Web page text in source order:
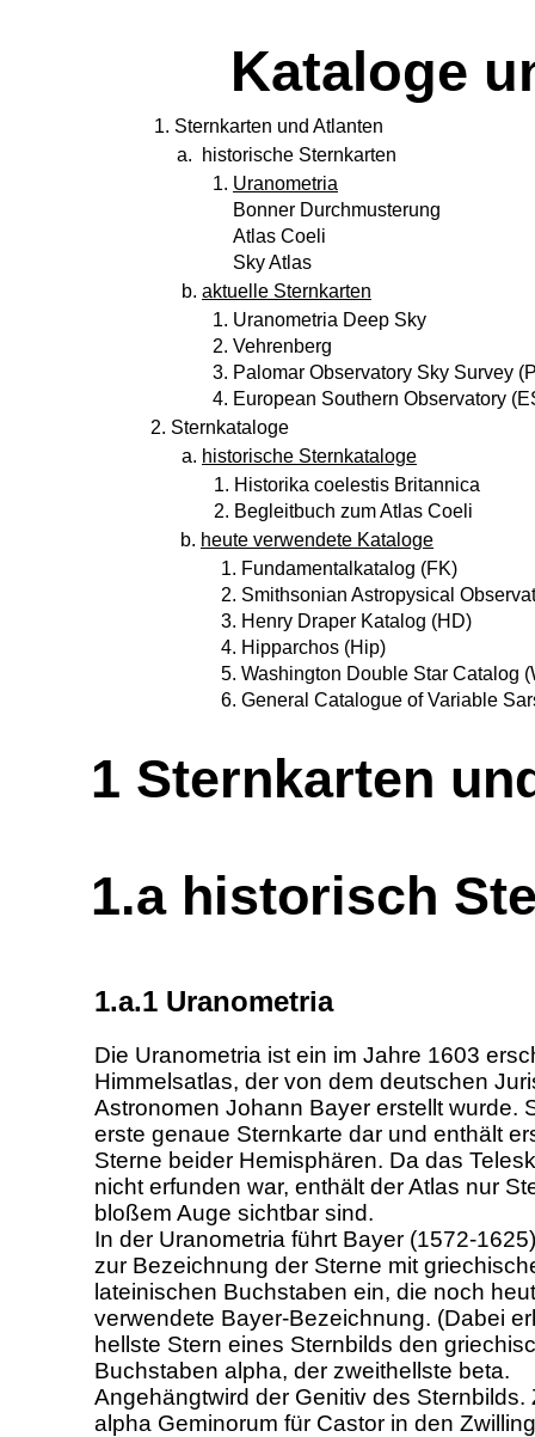
Kataloge
1. Sternkarten und Atlanten
a.
historische Sternkarten
1. Uranometria
Bonner Durchmusterung
Atlas Coeli
Sky Atlas
b. aktuelle Sternkarten
1. Uranometria Deep Sky
2. Vehrenberg
3. Palomar Observatory Sky Survey
4. European Southern Observatory
2. Sternkataloge
a. historische Sternkataloge
1. Historika coelestis Britannica
2. Begleitbuch zum Atlas Coeli
b. heute verwendete Kataloge
1. Fundamentalkatalog (FK)
2. Smithsonian Astropysical
3. Henry Draper Katalog (HD)
4. Hipparchos (Hip)
5. Washington Double Star Catalog
6. General Catalogue of Variable
1 Sternkarten
1.a historisch
1.a.1 Uranometria
Die Uranometria ist ein im Jahre 1603
Himmelsatlas, der von dem deutschen
Astronomen Johann Bayer erstellt wurde.
erste genaue Sternkarte dar und enthält
Sterne beider Hemisphären. Da das
nicht erfunden war, enthält der Atlas nur
bloßem Auge sichtbar sind.
In der Uranometria führt Bayer (1572-
zur Bezeichnung der Sterne mit
lateinischen Buchstaben ein, die noch
verwendete Bayer-Bezeichnung. (Dabei
hellste Stern eines Sternbilds den
Buchstaben alpha, der zweithellste beta.
Angehängtwird der Genitiv des Sternbilds.
alpha Geminorum für Castor in den